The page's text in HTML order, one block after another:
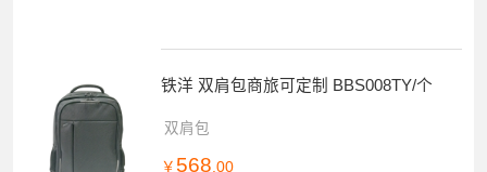
铁洋 双肩包商旅可定制 BBS008TY/个
双肩包
￥ 568 .00